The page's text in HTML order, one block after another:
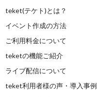
teket(テケト)とは？
イベント作成の方法
ご利用料金について
teketの機能ご紹介
ライブ配信について
teket利用者様の声・導入事例